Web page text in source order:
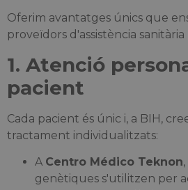
Oferim avantatges únics que
proveïdors d'assistència sanitària
1. Atenció
pacient
Cada pacient és únic i, a BIH,
tractament individualitzats:
A Centro Médico Teknon
genètiques s'utilitzen per